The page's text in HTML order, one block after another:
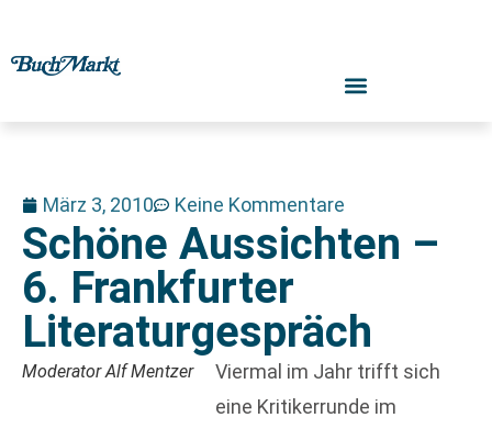
März 3, 2010 Keine Kommentare
Schöne Aussichten –
6. Frankfurter
Literaturgespräch
Moderator Alf Mentzer
Viermal im Jahr trifft sich
eine Kritikerrunde im